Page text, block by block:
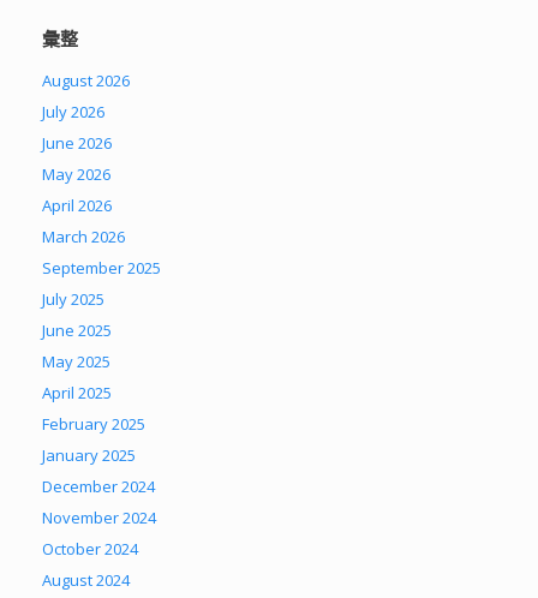
彙整
August 2026
July 2026
June 2026
May 2026
April 2026
March 2026
September 2025
July 2025
June 2025
May 2025
April 2025
February 2025
January 2025
December 2024
November 2024
October 2024
August 2024